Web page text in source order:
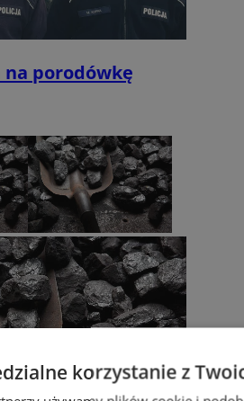
porodówkę
korzystanie z